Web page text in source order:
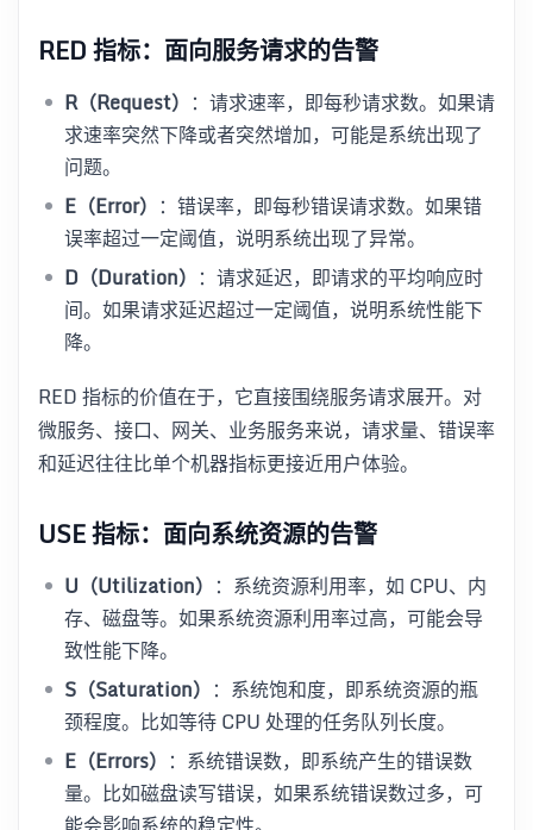
RED 指标：面向服务请求的告警
R（Request） ：请求速率，即每秒请求数。如果请
求速率突然下降或者突然增加，可能是系统出现了
问题。
E（Error） ：错误率，即每秒错误请求数。如果错
误率超过一定阈值，说明系统出现了异常。
D（Duration） ：请求延迟，即请求的平均响应时
间。如果请求延迟超过一定阈值，说明系统性能下
降。
RED 指标的价值在于，它直接围绕服务请求展开。对
微服务、接口、网关、业务服务来说，请求量、错误率
和延迟往往比单个机器指标更接近用户体验。
USE 指标：面向系统资源的告警
U（Utilization） ：系统资源利用率，如 CPU、内
存、磁盘等。如果系统资源利用率过高，可能会导
致性能下降。
S（Saturation） ：系统饱和度，即系统资源的瓶
颈程度。比如等待 CPU 处理的任务队列长度。
E（Errors） ：系统错误数，即系统产生的错误数
量。比如磁盘读写错误，如果系统错误数过多，可